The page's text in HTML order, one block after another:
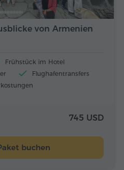
von Armenien
Frühstück im Hotel
Flughafentransfers
745 USD
buchen